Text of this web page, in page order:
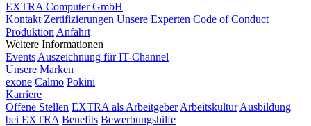
EXTRA Computer GmbH
Kontakt Zertifizierungen Unsere Experten Code of Conduct
Produktion Anfahrt
Weitere Informationen
Events Auszeichnung für IT-Channel
Unsere Marken
exone Calmo Pokini
Karriere
Offene Stellen EXTRA als Arbeitgeber Arbeitskultur Ausbildung
bei EXTRA Benefits Bewerbungshilfe